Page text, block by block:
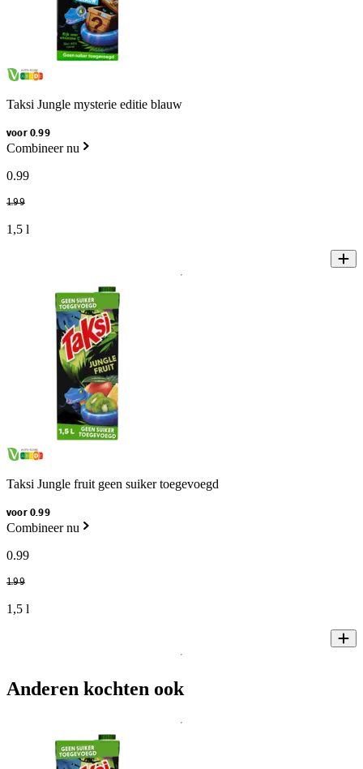
Taksi Jungle mysterie editie blauw
voor 0.99
Combineer nu
0.99
1.99
1,5 l
Taksi Jungle fruit geen suiker toegevoegd
voor 0.99
Combineer nu
0.99
1.99
1,5 l
Anderen kochten ook